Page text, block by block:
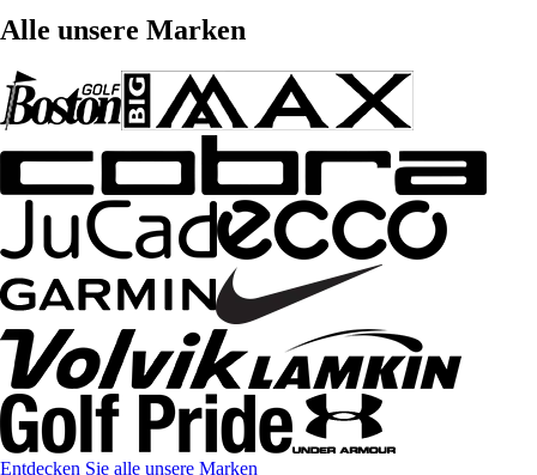
Alle unsere Marken
Entdecken Sie alle unsere Marken